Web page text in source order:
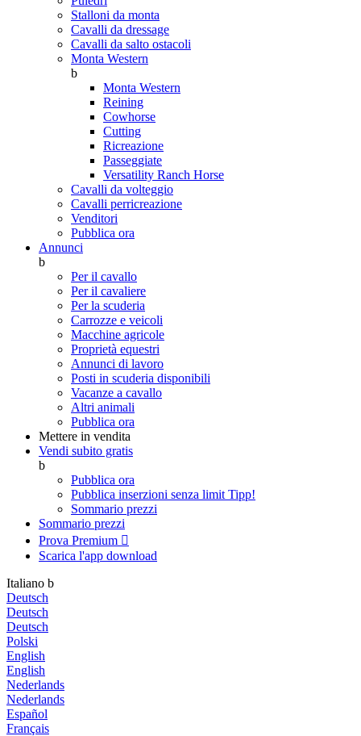
Stalloni da monta
Cavalli da dressage
Cavalli da salto ostacoli
Monta Western
b
Monta Western
Reining
Cowhorse
Cutting
Ricreazione
Passeggiate
Versatility Ranch Horse
Cavalli da volteggio
Cavalli perricreazione
Venditori
Pubblica ora
Annunci
b
Per il cavallo
Per il cavaliere
Per la scuderia
Carrozze e veicoli
Macchine agricole
Proprietà equestri
Annunci di lavoro
Posti in scuderia disponibili
Vacanze a cavallo
Altri animali
Pubblica ora
Mettere in vendita
Vendi subito gratis
b
Pubblica ora
Pubblica inserzioni senza limit Tipp!
Sommario prezzi
Sommario prezzi
Prova Premium 
Scarica l'app download
Italiano b
Deutsch
Deutsch
Deutsch
Polski
English
English
Nederlands
Nederlands
Español
Français